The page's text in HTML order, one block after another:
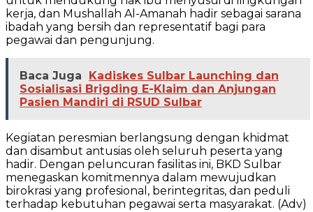
kerja, dan Mushallah Al-Amanah hadir sebagai sarana
ibadah yang bersih dan representatif bagi para
pegawai dan pengunjung.
Baca Juga
Kadiskes Sulbar Launching dan
Sosialisasi Brigding E-Klaim dan Anjungan
Pasien Mandiri di RSUD Sulbar
Kegiatan peresmian berlangsung dengan khidmat
dan disambut antusias oleh seluruh peserta yang
hadir. Dengan peluncuran fasilitas ini, BKD Sulbar
menegaskan komitmennya dalam mewujudkan
birokrasi yang profesional, berintegritas, dan peduli
terhadap kebutuhan pegawai serta masyarakat. (Adv)